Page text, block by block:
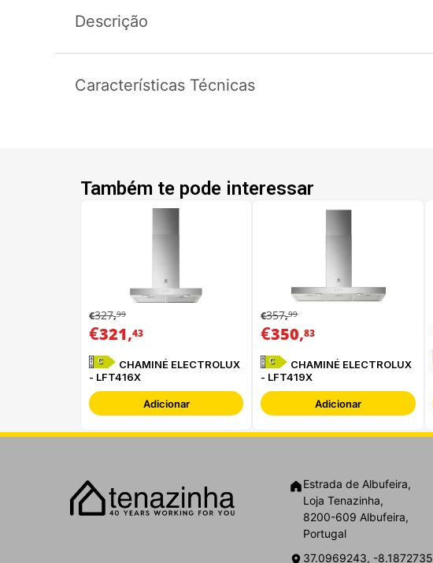
Descrição
Características Técnicas
Também te pode interessar
€327,99
€321,43
C
CHAMINÉ ELECTROLUX
- LFT416X
Adicionar
€357,99
€350,83
C
CHAMINÉ ELECTROLUX
- LFT419X
Adicionar
Estrada de Albufeira,
Loja Tenazinha,
8200-609 Albufeira,
Portugal
37.0969243, -8.1872735